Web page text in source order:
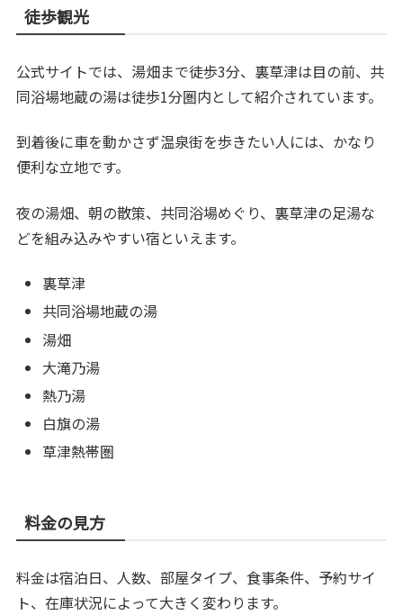
徒歩観光
公式サイトでは、湯畑まで徒歩3分、裏草津は目の前、共
同浴場地蔵の湯は徒歩1分圏内として紹介されています。
到着後に車を動かさず温泉街を歩きたい人には、かなり
便利な立地です。
夜の湯畑、朝の散策、共同浴場めぐり、裏草津の足湯な
どを組み込みやすい宿といえます。
裏草津
共同浴場地蔵の湯
湯畑
大滝乃湯
熱乃湯
白旗の湯
草津熱帯圏
料金の見方
料金は宿泊日、人数、部屋タイプ、食事条件、予約サイ
ト、在庫状況によって大きく変わります。